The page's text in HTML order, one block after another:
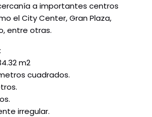
a importantes centros
el City Center, Gran Plaza,
entre otras.
m2
cuadrados.
irregular.